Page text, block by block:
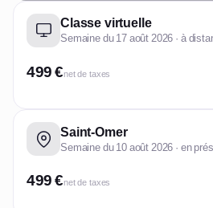
Classe virtuelle
Semaine du 17 août 2026 · à
499 €net de taxes
Saint-Omer
Semaine du 10 août 2026 · en
499 €net de taxes